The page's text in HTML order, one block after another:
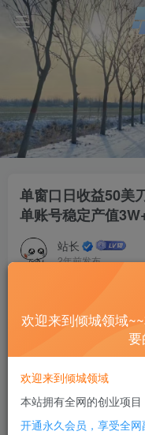
单窗口日收益50美
单账号稳定产值
站长
2年前发布
此内容为付费资源，请
SVIP全站会员 免费
欢迎来到倾城领域
欢迎来到倾城领域
本站拥有全网的创业项
开通永久会员，享受全网